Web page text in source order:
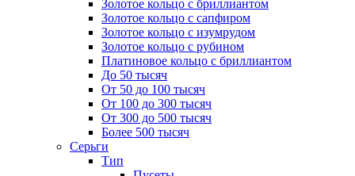
Золотое кольцо с бриллиантом
Золотое кольцо с сапфиром
Золотое кольцо с изумрудом
Золотое кольцо с рубином
Платиновое кольцо с бриллиантом
До 50 тысяч
От 50 до 100 тысяч
От 100 до 300 тысяч
От 300 до 500 тысяч
Более 500 тысяч
Серьги
Тип